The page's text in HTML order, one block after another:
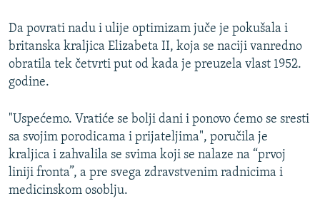
Da povrati nadu i ulije optimizam juče je pokušala i
britanska kraljica Elizabeta II, koja se naciji vanredno
obratila tek četvrti put od kada je preuzela vlast 1952.
godine.
"Uspećemo. Vratiće se bolji dani i ponovo ćemo se sresti
sa svojim porodicama i prijateljima", poručila je
kraljica i zahvalila se svima koji se nalaze na “prvoj
liniji fronta”, a pre svega zdravstvenim radnicima i
medicinskom osoblju.